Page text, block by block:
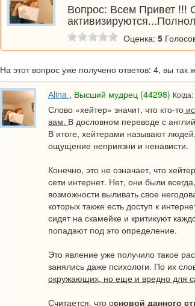
Вопрос: Всем Привет !!!
Оценка: 5
На этот вопрос уже получено ответов: 4, вы так
Аlina , Высший мудрец (44298)
Слово «хейтер» значит, что кто-то
вам. В дословном переводе с
В итоге, хейтерами называют
ощущение неприязни и ненависти.
Конечно, это не означает, что
сети интернет. Нет, они были
возможности выливать свое
которых также есть доступ к
сидят на скамейке и критикуют
попадают под это определение.
Это явление уже получило такое
занялись даже психологи. По их
окружающих, но еще и вредно для
Считается, что основой данного